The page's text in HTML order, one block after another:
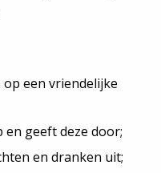
een vriendelijke
en geeft deze door;
en dranken uit;